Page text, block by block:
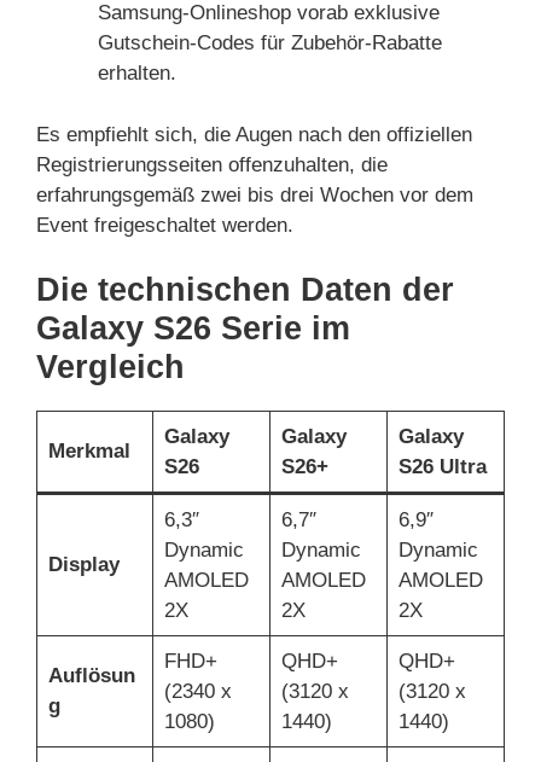
Samsung-Onlineshop vorab exklusive
Gutschein-Codes für Zubehör-Rabatte
erhalten.
Es empfiehlt sich, die Augen nach den offiziellen
Registrierungsseiten offenzuhalten, die
erfahrungsgemäß zwei bis drei Wochen vor dem
Event freigeschaltet werden.
Die technischen Daten der
Galaxy S26 Serie im
Vergleich
Merkmal
Galaxy
S26
Galaxy
S26+
Galaxy
S26 Ultra
Display
6,3″
Dynamic
AMOLED
2X
6,7″
Dynamic
AMOLED
2X
6,9″
Dynamic
AMOLED
2X
Auflösun
g
FHD+
(2340 x
1080)
QHD+
(3120 x
1440)
QHD+
(3120 x
1440)